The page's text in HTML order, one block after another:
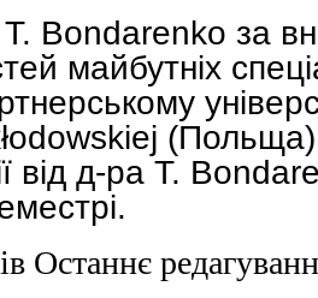
Bondarenko за
майбутніх
від д-ра Т.
Останнє